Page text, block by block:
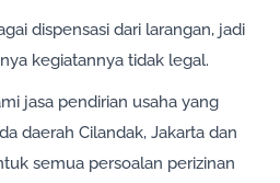
dispensasi dari larangan, jadi
kegiatannya tidak legal.
jasa pendirian usaha yang
daerah Cilandak, Jakarta dan
semua persoalan perizinan